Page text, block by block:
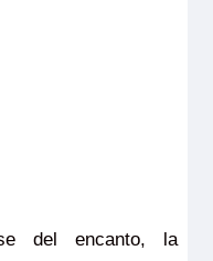
del encanto, la